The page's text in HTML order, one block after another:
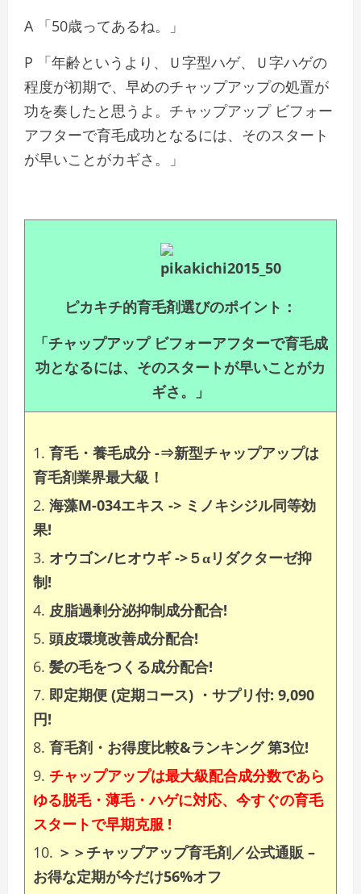
A 「50歳ってあるね。」
P 「年齢というより、Ｕ字型ハゲ、Ｕ字ハゲの
程度が初期で、早めのチャップアップの処置が
功を奏したと思うよ。チャップアップ ビフォー
アフターで育毛成功となるには、そのスタート
が早いことがカギさ。」
ピカキチ的育毛剤選びのポイント：
「チャップアップ ビフォーアフターで育毛成
功となるには、そのスタートが早いことがカ
ギさ。」
育毛・養毛成分 -⇒新型チャップアップは
育毛剤業界最大級！
海藻M-034エキス -> ミノキシジル同等効
果!
オウゴン/ヒオウギ ->５αリダクターゼ抑
制!
皮脂過剰分泌抑制成分配合!
頭皮環境改善成分配合!
髪の毛をつくる成分配合!
即定期便 (定期コース) ・サプリ付: 9,090
円!
育毛剤・お得度比較&ランキング 第3位!
チャップアップは最大級配合成分数であら
ゆる脱毛・薄毛・ハゲに対応、今すぐの育毛
スタートで早期克服 !
＞＞チャップアップ育毛剤／公式通販 –
お得な定期が今だけ56%オフ‎‎